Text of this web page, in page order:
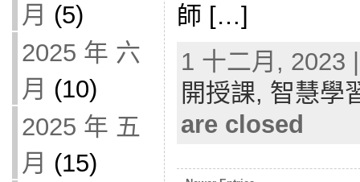
月 (5)
2025 年 六
月 (10)
2025 年 五
月 (15)
師 […]
1 十二月, 2023
開授課, 智慧學
are closed